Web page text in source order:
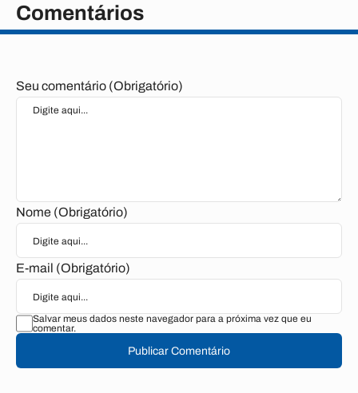
Comentários
Seu comentário (Obrigatório)
Nome (Obrigatório)
E-mail (Obrigatório)
Salvar meus dados neste navegador para a próxima vez que eu
comentar.
Publicar Comentário